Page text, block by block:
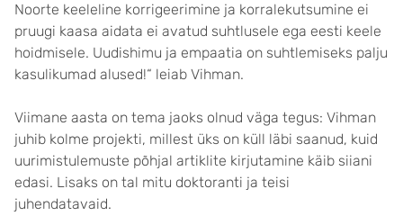
Noorte keeleline korrigeerimine ja korralekutsumine ei
pruugi kaasa aidata ei avatud suhtlusele ega eesti keele
hoidmisele. Uudishimu ja empaatia on suhtlemiseks palju
kasulikumad alused!“ leiab Vihman.
Viimane aasta on tema jaoks olnud väga tegus: Vihman
juhib kolme projekti, millest üks on küll läbi saanud, kuid
uurimistulemuste põhjal artiklite kirjutamine käib siiani
edasi. Lisaks on tal mitu doktoranti ja teisi
juhendatavaid.